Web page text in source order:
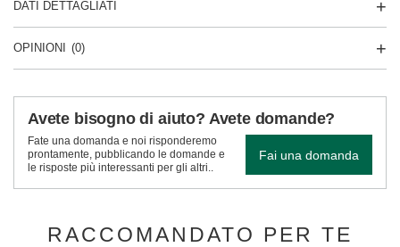
DATI DETTAGLIATI
OPINIONI (0)
Avete bisogno di aiuto? Avete domande?
Fate una domanda e noi risponderemo
prontamente, pubblicando le domande e
le risposte più interessanti per gli altri..
Fai una domanda
RACCOMANDATO PER TE